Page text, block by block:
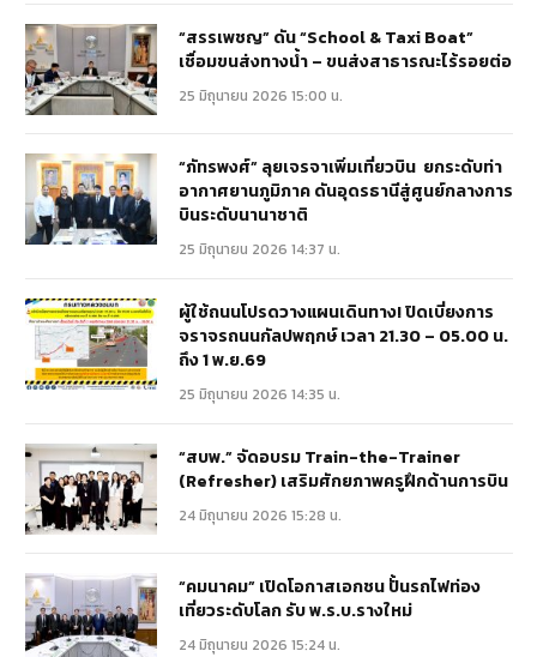
“สรรเพชญ” ดัน “School & Taxi Boat”
เชื่อมขนส่งทางน้ำ – ขนส่งสาธารณะไร้รอยต่อ
25 มิถุนายน 2026 15:00 น.
“ภัทรพงศ์” ลุยเจรจาเพิ่มเที่ยวบิน ยกระดับท่า
อากาศยานภูมิภาค ดันอุดรธานีสู่ศูนย์กลางการ
บินระดับนานาชาติ
25 มิถุนายน 2026 14:37 น.
ผู้ใช้ถนนโปรดวางแผนเดินทาง! ปิดเบี่ยงการ
จราจรถนนกัลปพฤกษ์ เวลา 21.30 – 05.00 น.
ถึง 1 พ.ย.69
25 มิถุนายน 2026 14:35 น.
“สบพ.” จัดอบรม Train-the-Trainer
(Refresher) เสริมศักยภาพครูฝึกด้านการบิน
24 มิถุนายน 2026 15:28 น.
“คมนาคม” เปิดโอกาสเอกชน ปั้นรถไฟท่อง
เที่ยวระดับโลก รับ พ.ร.บ.รางใหม่
24 มิถุนายน 2026 15:24 น.